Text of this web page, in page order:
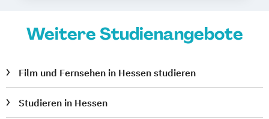
Weitere Studienangebote
Film und Fernsehen in Hessen studieren
Studieren in Hessen